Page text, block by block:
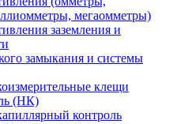
мегаомметры)
заземления и
замыкания и системы
клещи
(НК)
контроль